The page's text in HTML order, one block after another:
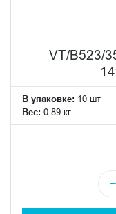
VT/B523/
В упаковке: 10 шт
Вес: 0.89 кг
−